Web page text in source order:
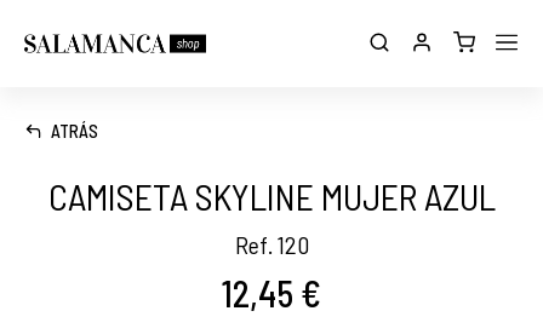
ATRÁS
CAMISETA SKYLINE MUJER AZUL
Ref. 120
12,45 €